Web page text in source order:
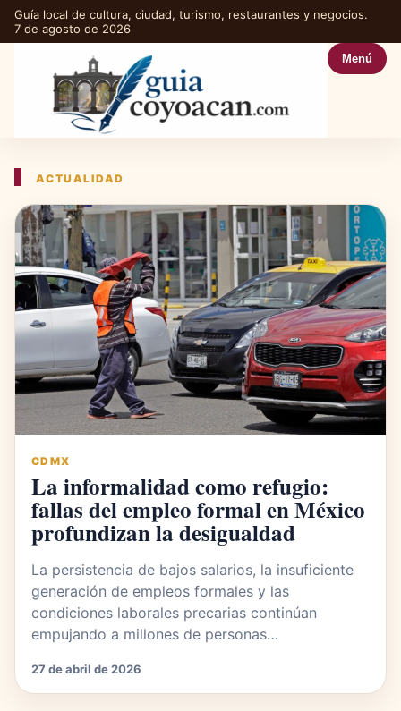
Guía local de cultura, ciudad, turismo, restaurantes y negocios.
7 de agosto de 2026
Menú
ACTUALIDAD
CDMX
La informalidad como refugio:
fallas del empleo formal en México
profundizan la desigualdad
La persistencia de bajos salarios, la insuficiente
generación de empleos formales y las
condiciones laborales precarias continúan
empujando a millones de personas…
27 de abril de 2026